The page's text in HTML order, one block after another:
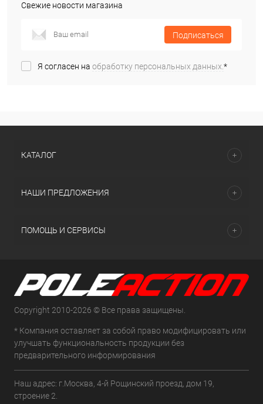
Свежие новости магазина
Подписаться
Я согласен на обработку персональных данных.*
КАТАЛОГ
НАШИ ПРЕДЛОЖЕНИЯ
ПОМОЩЬ И СЕРВИСЫ
Copyright 2010-2026 © Все права защищены.
* Компания оставляет за собой право модифицировать или
улучшать функциональность продукции без
предварительного информирования
Наш адрес: г.Москва, 4-й Рощинский проезд, дом 19,
строение 2.